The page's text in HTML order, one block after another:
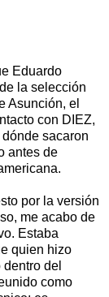
Eduardo
la selección
Asunción, el
con DIEZ,
sacaron
antes de
por la versión
me acabo de
Estaba
quien hizo
del
como